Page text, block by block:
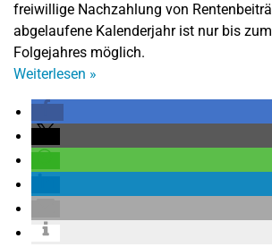
freiwillige Nachzahlung von
abgelaufene Kalenderjahr ist nur bis
Folgejahres möglich.
Weiterlesen »